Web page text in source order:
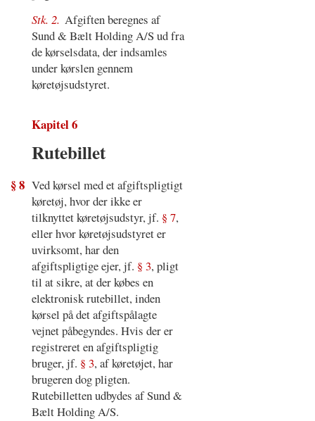
Stk. 2. Afgiften beregnes af
Sund & Bælt Holding A/S ud fra
de kørselsdata, der indsamles
under kørslen gennem
køretøjsudstyret.
Kapitel 6
Rutebillet
§ 8 Ved kørsel med et afgiftspligtigt
køretøj, hvor der ikke er
tilknyttet køretøjsudstyr, jf. § 7,
eller hvor køretøjsudstyret er
uvirksomt, har den
afgiftspligtige ejer, jf. § 3, pligt
til at sikre, at der købes en
elektronisk rutebillet, inden
kørsel på det afgiftspålagte
vejnet påbegyndes. Hvis der er
registreret en afgiftspligtig
bruger, jf. § 3, af køretøjet, har
brugeren dog pligten.
Rutebilletten udbydes af Sund &
Bælt Holding A/S.